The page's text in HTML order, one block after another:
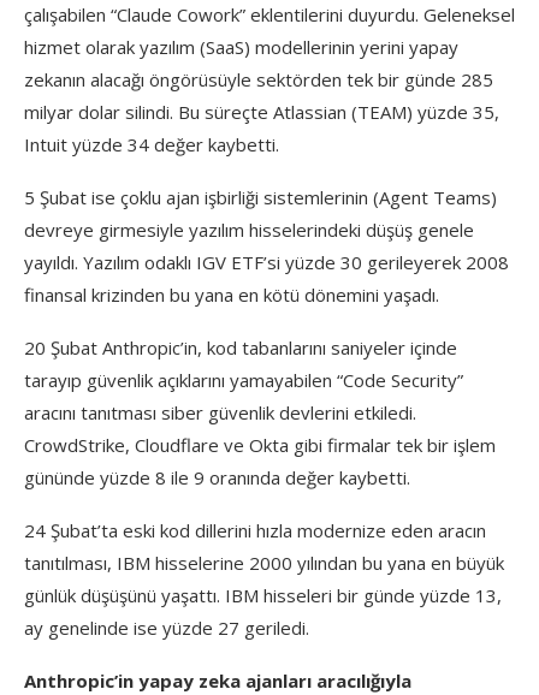
çalışabilen “Claude Cowork” eklentilerini duyurdu. Geleneksel
hizmet olarak yazılım (SaaS) modellerinin yerini yapay
zekanın alacağı öngörüsüyle sektörden tek bir günde 285
milyar dolar silindi. Bu süreçte Atlassian (TEAM) yüzde 35,
Intuit yüzde 34 değer kaybetti.
5 Şubat ise çoklu ajan işbirliği sistemlerinin (Agent Teams)
devreye girmesiyle yazılım hisselerindeki düşüş genele
yayıldı. Yazılım odaklı IGV ETF’si yüzde 30 gerileyerek 2008
finansal krizinden bu yana en kötü dönemini yaşadı.
20 Şubat Anthropic’in, kod tabanlarını saniyeler içinde
tarayıp güvenlik açıklarını yamayabilen “Code Security”
aracını tanıtması siber güvenlik devlerini etkiledi.
CrowdStrike, Cloudflare ve Okta gibi firmalar tek bir işlem
gününde yüzde 8 ile 9 oranında değer kaybetti.
24 Şubat’ta eski kod dillerini hızla modernize eden aracın
tanıtılması, IBM hisselerine 2000 yılından bu yana en büyük
günlük düşüşünü yaşattı. IBM hisseleri bir günde yüzde 13,
ay genelinde ise yüzde 27 geriledi.
Anthropic’in yapay zeka ajanları aracılığıyla